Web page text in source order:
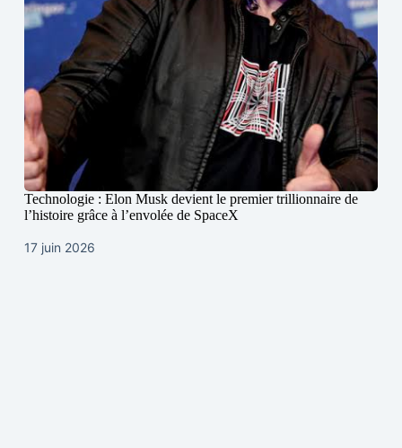
Technologie : Elon Musk devient le premier trillionnaire de
l’histoire grâce à l’envolée de SpaceX
17 juin 2026